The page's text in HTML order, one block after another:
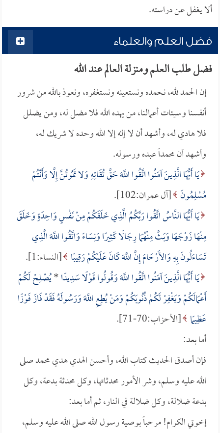
ألا يغفل عن دراسته.
فضل العلم والعلماء
فضل طلب العلم ومنزلة العالم عند الله
إن الحمد لله، نحمده ونستعينه ونستغفره، ونعوذ بالله من شرور
أنفسنا وسيئات أعمالنا، من يهده الله فلا مضل له، ومن يضلل
فلا هادي له، وأشهد أن لا إله إلا الله وحده لا شريك له،
وأشهد أن محمداً عبده ورسوله.
يَا أَيُّهَا الَّذِينَ آمَنُوا اتَّقُوا اللَّهَ حَقَّ تُقَاتِهِ وَلا تَمُوتُنَّ إِلَّا وَأَنْتُمْ
مُسْلِمُونَ [آل عمران:102].
يَا أَيُّهَا النَّاسُ اتَّقُوا رَبَّكُمُ الَّذِي خَلَقَكُمْ مِنْ نَفْسٍ وَاحِدَةٍ وَخَلَقَ
مِنْهَا زَوْجَهَا وَبَثَّ مِنْهُمَا رِجَالًا كَثِيرًا وَنِسَاءً وَاتَّقُوا اللَّهَ الَّذِي
تَسَاءَلُونَ بِهِ وَالأَرْحَامَ إِنَّ اللَّهَ كَانَ عَلَيْكُمْ رَقِيبًا [النساء:1].
يَا أَيُّهَا الَّذِينَ آمَنُوا اتَّقُوا اللَّهَ وَقُولُوا قَوْلًا سَدِيدًا*يُصْلِحْ لَكُمْ
أَعْمَالَكُمْ وَيَغْفِرْ لَكُمْ ذُنُوبَكُمْ وَمَنْ يُطِعِ اللَّهَ وَرَسُولَهُ فَقَدْ فَازَ فَوْزًا
عَظِيمًا [الأحزاب:70-71].
أما بعد:
فإن أصدق الحديث كتاب الله، وأحسن الهدي هدي محمد صلى
الله عليه وسلم، وشر الأمور محدثاتها، وكل محدثة بدعة، وكل
بدعة ضلالة، وكل ضلالة في النار، ثم أما بعد:
إخوتي الكرام! مرحباً بوصية رسول الله صلى الله عليه وسلم،